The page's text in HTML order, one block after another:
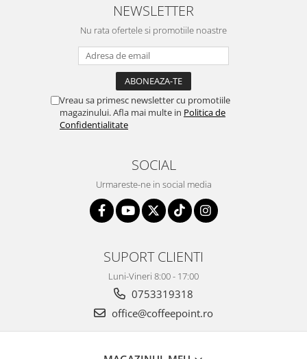
NEWSLETTER
Nu rata ofertele si promotiile noastre
Vreau sa primesc newsletter cu promotiile
magazinului. Afla mai multe in Politica de
Confidentialitate
SOCIAL
Urmareste-ne in social media
SUPORT CLIENTI
Luni-Vineri 8:00 - 17:00
0753319318
office@coffeepoint.ro